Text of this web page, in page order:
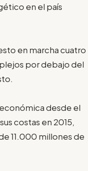
en el país
en marcha cuatro
por debajo del
desde el
costas en 2015,
11.000 millones de